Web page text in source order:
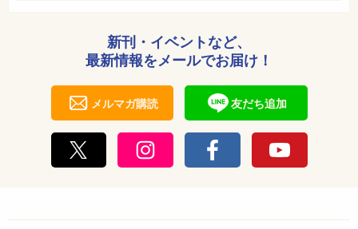
新刊・イベントなど、
最新情報をメールでお届け！
メルマガ購読 友だち追加